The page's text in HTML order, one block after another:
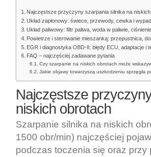
Najczęstsze przyczyny szarpania silnika na
Układ zapłonowy: świece, przewody, cewka i
Układ paliwowy: filtr paliwa, woda w paliwie,
Powietrze i sterowanie mieszanką: przepustnica,
EGR i diagnostyka OBD-II: błędy ECU, adaptacje i
FAQ – najczęściej zadawane pytania
Czy szarpanie na niskich obrotach może
Jakie objawy towarzyszą uszkodzeniu sprzęgła
Najczęstsze
niskich obrotach
Szarpanie silnika na niskich
1500 obr/min) najczęściej
podczas toczenia się oraz